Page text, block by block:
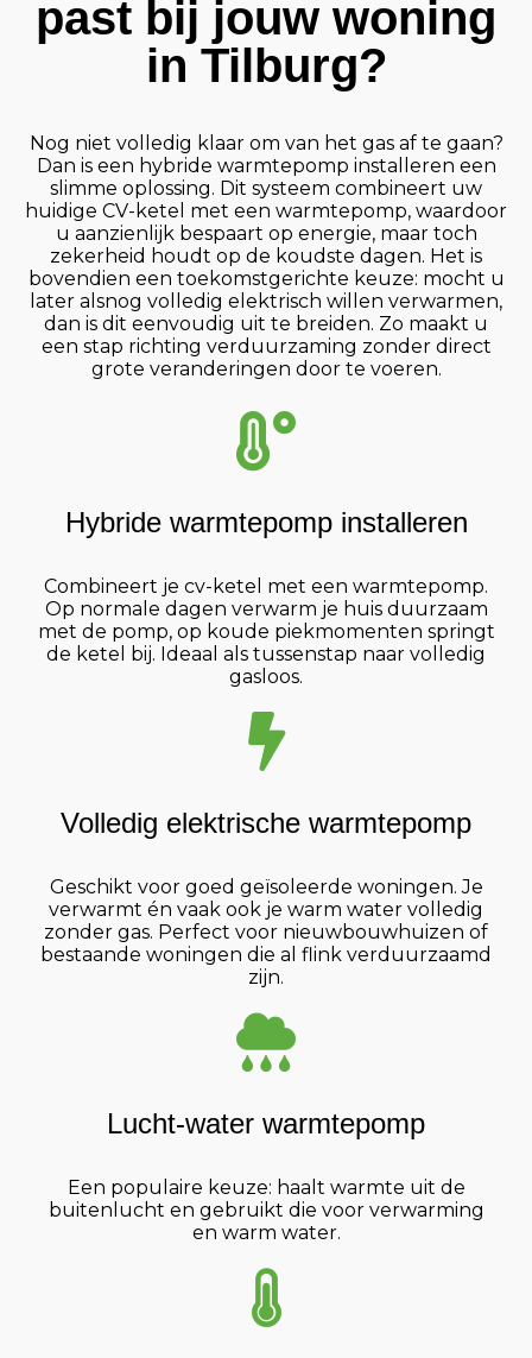
past bij jouw woning
in Tilburg?
Nog niet volledig klaar om van het gas af te gaan?
Dan is een hybride warmtepomp installeren een
slimme oplossing. Dit systeem combineert uw
huidige CV-ketel met een warmtepomp, waardoor
u aanzienlijk bespaart op energie, maar toch
zekerheid houdt op de koudste dagen. Het is
bovendien een toekomstgerichte keuze: mocht u
later alsnog volledig elektrisch willen verwarmen,
dan is dit eenvoudig uit te breiden. Zo maakt u
een stap richting verduurzaming zonder direct
grote veranderingen door te voeren.
Hybride warmtepomp installeren
Combineert je cv-ketel met een warmtepomp.
Op normale dagen verwarm je huis duurzaam
met de pomp, op koude piekmomenten springt
de ketel bij. Ideaal als tussenstap naar volledig
gasloos.
Volledig elektrische warmtepomp
Geschikt voor goed geïsoleerde woningen. Je
verwarmt én vaak ook je warm water volledig
zonder gas. Perfect voor nieuwbouwhuizen of
bestaande woningen die al flink verduurzaamd
zijn.
Lucht-water warmtepomp
Een populaire keuze: haalt warmte uit de
buitenlucht en gebruikt die voor verwarming
en warm water.